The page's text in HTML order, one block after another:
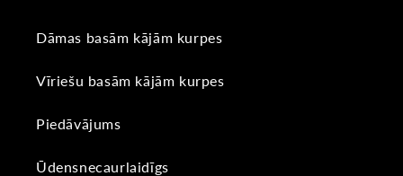
Dāmas basām kājām kurpes
Vīriešu basām kājām kurpes
Piedāvājums
Ūdensnecaurlaidīgs